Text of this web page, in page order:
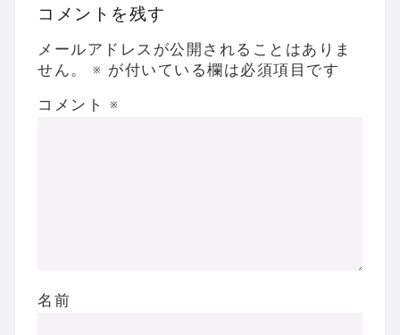
コメントを残す
メールアドレスが公開されることはありま
せん。
※ が付いている欄は必須項目です
コメント ※
名前